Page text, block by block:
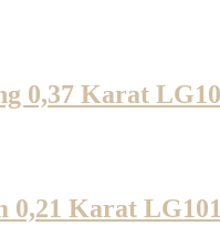
0,37 Karat
0,21 Karat